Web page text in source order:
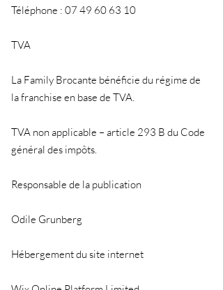
Téléphone : 07 49 60 63 10
TVA
La Family Brocante bénéficie du régime de
la franchise en base de TVA.
TVA non applicable – article 293 B du Code
général des impôts.
Responsable de la publication
Odile Grunberg
Hébergement du site internet